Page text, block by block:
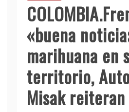
«buena
marihuana en
territorio,
Misak